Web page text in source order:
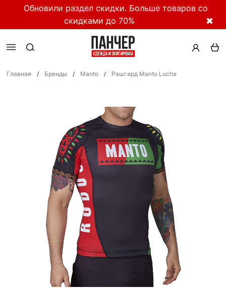
Обновили раздел скидки. Больше товаров со
скидками до 70%
✖
Главная / Бренды / Manto / Рашгард Manto Lucha